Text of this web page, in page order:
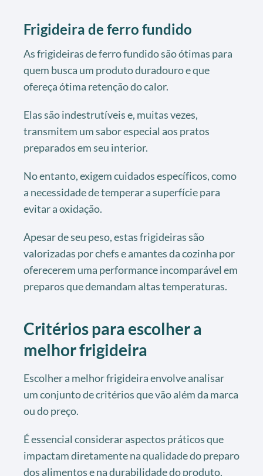
Frigideira de ferro fundido
As frigideiras de ferro fundido são ótimas para
quem busca um produto duradouro e que
ofereça ótima retenção do calor.
Elas são indestrutíveis e, muitas vezes,
transmitem um sabor especial aos pratos
preparados em seu interior.
No entanto, exigem cuidados específicos, como
a necessidade de temperar a superfície para
evitar a oxidação.
Apesar de seu peso, estas frigideiras são
valorizadas por chefs e amantes da cozinha por
oferecerem uma performance incomparável em
preparos que demandam altas temperaturas.
Critérios para escolher a
melhor frigideira
Escolher a melhor frigideira envolve analisar
um conjunto de critérios que vão além da marca
ou do preço.
É essencial considerar aspectos práticos que
impactam diretamente na qualidade do preparo
dos alimentos e na durabilidade do produto.